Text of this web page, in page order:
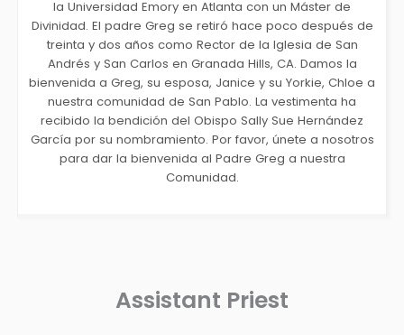
la Universidad Emory en Atlanta con un Máster de
Divinidad. El padre Greg se retiró hace poco después de
treinta y dos años como Rector de la Iglesia de San
Andrés y San Carlos en Granada Hills, CA. Damos la
bienvenida a Greg, su esposa, Janice y su Yorkie, Chloe a
nuestra comunidad de San Pablo. La vestimenta ha
recibido la bendición del Obispo Sally Sue Hernández
García por su nombramiento. Por favor, únete a nosotros
para dar la bienvenida al Padre Greg a nuestra
Comunidad.
Assistant Priest